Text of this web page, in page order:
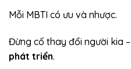
Mỗi MBTI có ưu và nhược.
Đừng cố thay đổi người kia –
phát triển.